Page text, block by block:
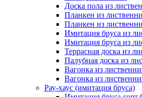
Доска пола из
Планкен из
Планкен из
Имитация бруса из
Имитация бруса из
Террасная доска из
Палубная доска из
Вагонка из
Вагонка из
Рау-хаус (имитация бруса)